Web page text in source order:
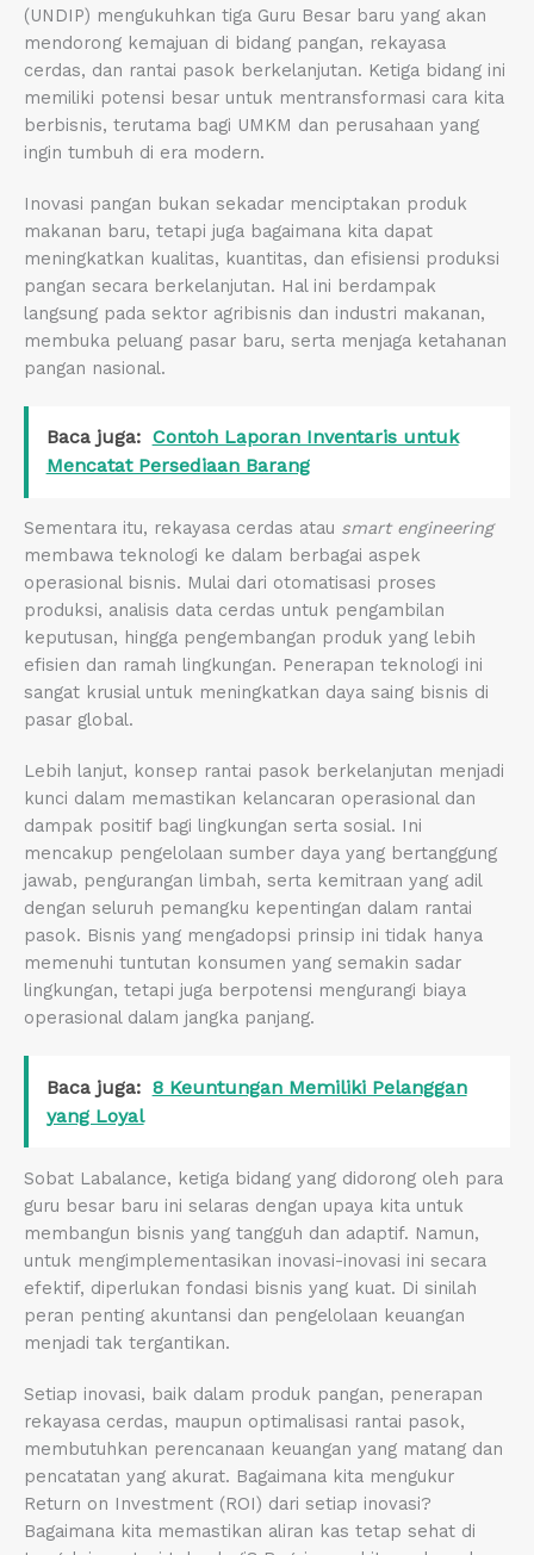
(UNDIP) mengukuhkan tiga Guru Besar baru yang akan
mendorong kemajuan di bidang pangan, rekayasa
cerdas, dan rantai pasok berkelanjutan. Ketiga bidang ini
memiliki potensi besar untuk mentransformasi cara kita
berbisnis, terutama bagi UMKM dan perusahaan yang
ingin tumbuh di era modern.
Inovasi pangan bukan sekadar menciptakan produk
makanan baru, tetapi juga bagaimana kita dapat
meningkatkan kualitas, kuantitas, dan efisiensi produksi
pangan secara berkelanjutan. Hal ini berdampak
langsung pada sektor agribisnis dan industri makanan,
membuka peluang pasar baru, serta menjaga ketahanan
pangan nasional.
Baca juga: Contoh Laporan Inventaris untuk
Mencatat Persediaan Barang
Sementara itu, rekayasa cerdas atau smart engineering
membawa teknologi ke dalam berbagai aspek
operasional bisnis. Mulai dari otomatisasi proses
produksi, analisis data cerdas untuk pengambilan
keputusan, hingga pengembangan produk yang lebih
efisien dan ramah lingkungan. Penerapan teknologi ini
sangat krusial untuk meningkatkan daya saing bisnis di
pasar global.
Lebih lanjut, konsep rantai pasok berkelanjutan menjadi
kunci dalam memastikan kelancaran operasional dan
dampak positif bagi lingkungan serta sosial. Ini
mencakup pengelolaan sumber daya yang bertanggung
jawab, pengurangan limbah, serta kemitraan yang adil
dengan seluruh pemangku kepentingan dalam rantai
pasok. Bisnis yang mengadopsi prinsip ini tidak hanya
memenuhi tuntutan konsumen yang semakin sadar
lingkungan, tetapi juga berpotensi mengurangi biaya
operasional dalam jangka panjang.
Baca juga: 8 Keuntungan Memiliki Pelanggan
yang Loyal
Sobat Labalance, ketiga bidang yang didorong oleh para
guru besar baru ini selaras dengan upaya kita untuk
membangun bisnis yang tangguh dan adaptif. Namun,
untuk mengimplementasikan inovasi-inovasi ini secara
efektif, diperlukan fondasi bisnis yang kuat. Di sinilah
peran penting akuntansi dan pengelolaan keuangan
menjadi tak tergantikan.
Setiap inovasi, baik dalam produk pangan, penerapan
rekayasa cerdas, maupun optimalisasi rantai pasok,
membutuhkan perencanaan keuangan yang matang dan
pencatatan yang akurat. Bagaimana kita mengukur
Return on Investment (ROI) dari setiap inovasi?
Bagaimana kita memastikan aliran kas tetap sehat di